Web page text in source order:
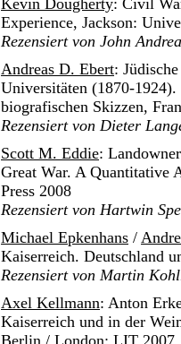
Kevin Dougherty: Civil
Experience, Jackson:
Rezensiert von John
Andreas D. Ebert:
Universitäten (1870-
biografischen Skizzen,
Rezensiert von Dieter
Scott M. Eddie:
Great War. A Quantitative
Press 2008
Rezensiert von Hartwin
Michael Epkenhans /
Kaiserreich. Deutschland
Rezensiert von Martin
Axel Kellmann: Anton
Kaiserreich und in der